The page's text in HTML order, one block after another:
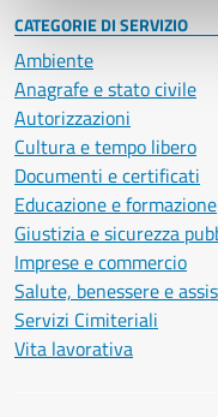
CATEGORIE DI SERVIZIO
Ambiente
Anagrafe e stato civile
Autorizzazioni
Cultura e tempo libero
Documenti e certificati
Educazione e formazione
Giustizia e sicurezza
Imprese e commercio
Salute, benessere e
Servizi Cimiteriali
Vita lavorativa